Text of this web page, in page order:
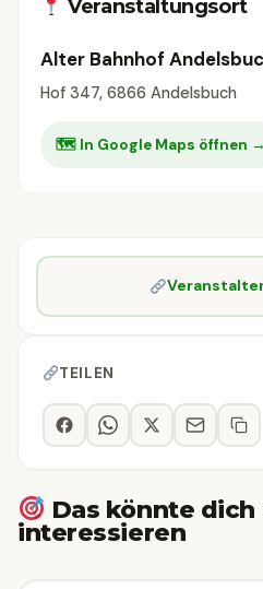
Veranstaltungsort
Alter Bahnhof
Hof 347, 6866 Andelsbuch
🗺 In Google Maps öffnen →
TEILEN
Das könnte dich
interessieren